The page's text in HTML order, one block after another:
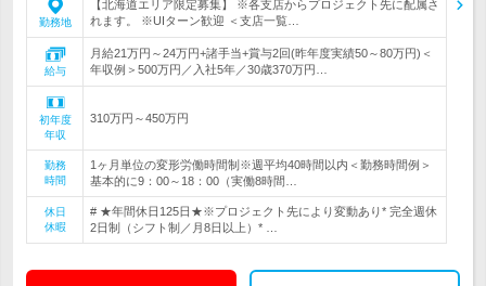
勤務地
【北海道エリア限定募集】 ※各支店からプロジェクト先に配属さ
れます。 ※UIターン歓迎 ＜支店一覧…
給与
月給21万円～24万円+諸手当+賞与2回(昨年度実績50～80万円)＜
年収例＞500万円／入社5年／30歳370万円…
初年度
年収
310万円～450万円
勤務
時間
1ヶ月単位の変形労働時間制※週平均40時間以内＜勤務時間例＞
基本的に9：00～18：00（実働8時間…
休日
休暇
# ★年間休日125日★※プロジェクト先により変動あり* 完全週休
2日制（シフト制／月8日以上）* …